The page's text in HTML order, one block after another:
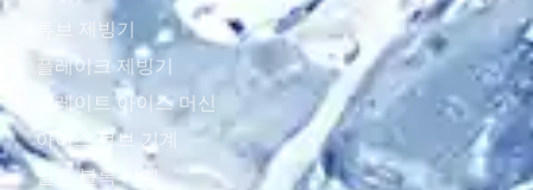
튜브 제빙기
플레이크 제빙기
플레이트 아이스 머신
아이스 큐브 기계
얼음 블록 기계